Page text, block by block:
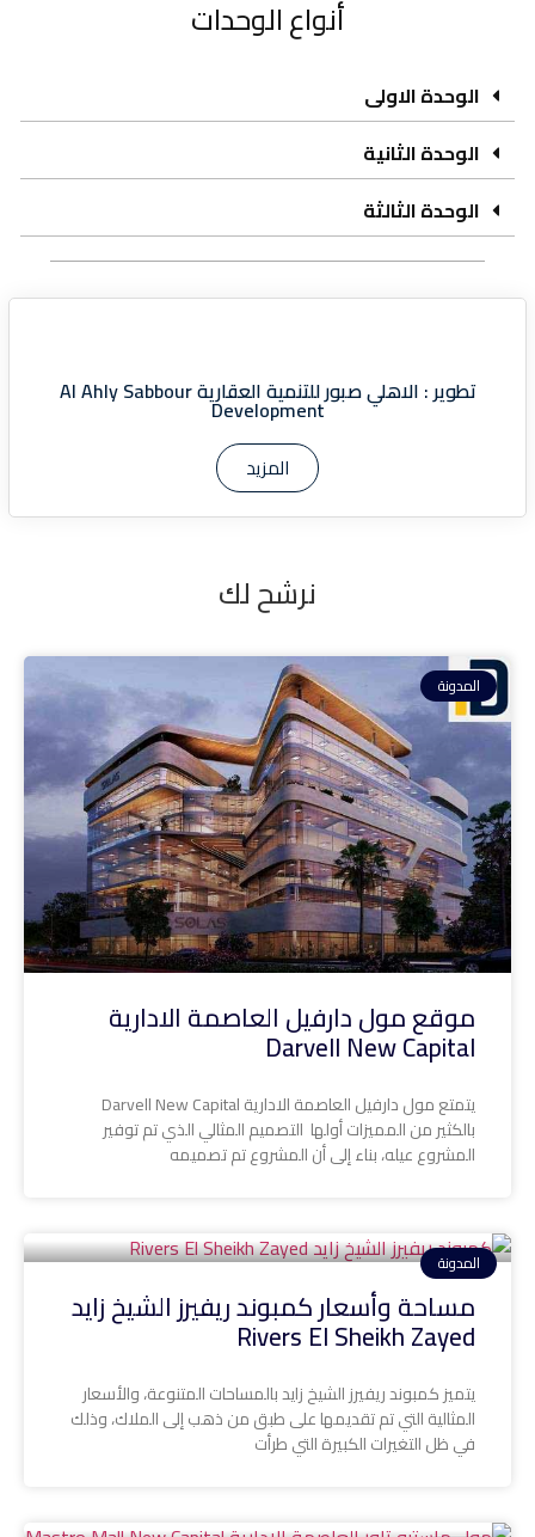
أنواع الوحدات
الوحدة الاولى
الوحدة الثانية
الوحدة الثالثة
تطوير : الاهلي صبور للتنمية العقارية Al Ahly Sabbour
Development
المزيد
نرشح لك
المدونة
موقع مول دارفيل العاصمة الادارية
Darvell New Capital
يتمتع مول دارفيل العاصمة الادارية Darvell New Capital
بالكثير من المميزات أولها التصميم المثالي الذي تم توفير
المشروع عيله، بناء إلى أن المشروع تم تصميمه
المدونة
مساحة وأسعار كمبوند ريفيرز الشيخ زايد
Rivers El Sheikh Zayed
يتميز كمبوند ريفيرز الشيخ زايد بالمساحات المتنوعة، والأسعار
المثالية التي تم تقديمها على طبق من ذهب إلى الملاك، وذلك
في ظل التغيرات الكبيرة التي طرأت